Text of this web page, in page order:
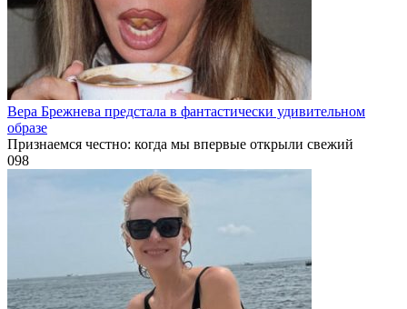
Вера Брежнева предстала в фантастически удивительном
образе
Признаемся честно: когда мы впервые открыли свежий
098